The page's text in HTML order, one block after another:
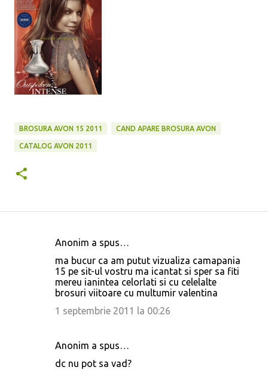
BROSURA AVON 15 2011 CAND APARE BROSURA AVON
CATALOG AVON 2011
Anonim a spus…
ma bucur ca am putut vizualiza camapania
15 pe sit-ul vostru ma icantat si sper sa fiti
mereu ianintea celorlati si cu celelalte
brosuri viitoare cu multumir valentina
1 septembrie 2011 la 00:26
Anonim a spus…
dc nu pot sa vad?